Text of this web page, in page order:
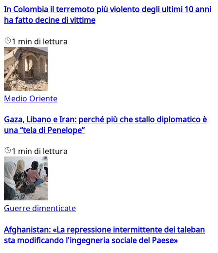
In Colombia il terremoto più violento degli ultimi 10 anni
ha fatto decine di vittime
1 min di lettura
Medio Oriente
Gaza, Libano e Iran: perché più che stallo diplomatico è
una “tela di Penelope”
1 min di lettura
Guerre dimenticate
Afghanistan: «La repressione intermittente dei taleban
sta modificando l'ingegneria sociale del Paese»